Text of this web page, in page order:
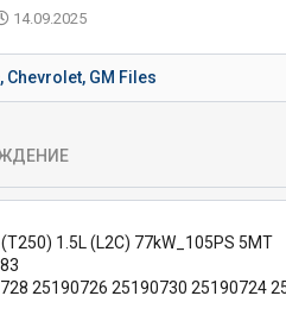
Д
т
а
с
з
д
а
я
14.09.2025
Chevrolet, GM Files
1.5L (L2C) 77kW_105PS 5MT
25190726 25190730 25190724